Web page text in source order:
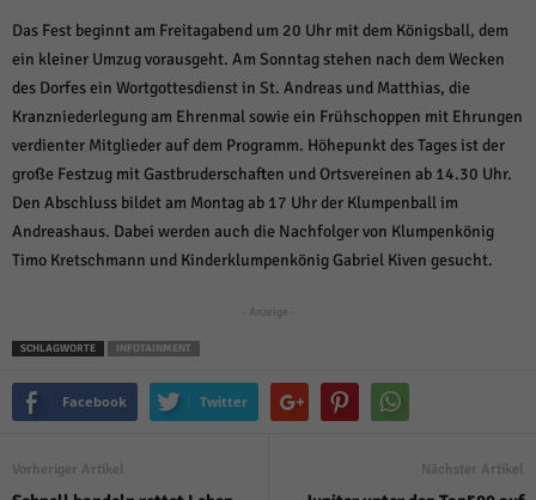
Das Fest beginnt am Freitagabend um 20 Uhr mit dem Königsball, dem
ein kleiner Umzug vorausgeht. Am Sonntag stehen nach dem Wecken
des Dorfes ein Wortgottesdienst in St. Andreas und Matthias, die
Kranzniederlegung am Ehrenmal sowie ein Frühschoppen mit Ehrungen
verdienter Mitglieder auf dem Programm. Höhepunkt des Tages ist der
große Festzug mit Gastbruderschaften und Ortsvereinen ab 14.30 Uhr.
Den Abschluss bildet am Montag ab 17 Uhr der Klumpenball im
Andreashaus. Dabei werden auch die Nachfolger von Klumpenkönig
Timo Kretschmann und Kinderklumpenkönig Gabriel Kiven gesucht.
- Anzeige -
SCHLAGWORTE INFOTAINMENT
Facebook Twitter
Vorheriger Artikel Nächster Artikel
auswählen.
Alle akzeptieren Speichern und weiter
Zurück
Datenschutzeinstellungen
Essenziell (1)
Essenzielle Cookies ermöglichen grundlegende Funktionen und sind für die
einwandfreie Funktion der Website erforderlich.
Cookie-Informationen anzeigen
Statistik Cookies erfassen Informationen anonym. Diese Informationen helfen
Cookie-Informationen anzeigen